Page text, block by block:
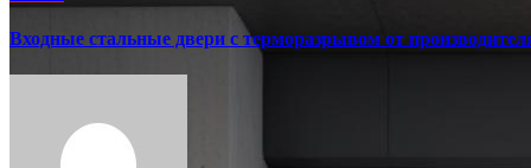
Входные стальные двери с терморазрывом от